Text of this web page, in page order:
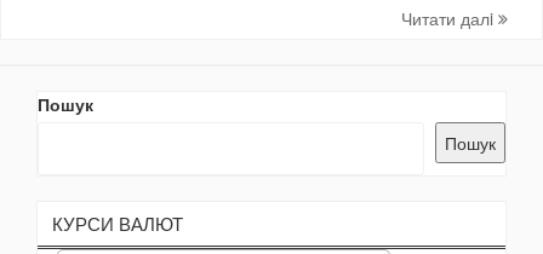
Читати далi
Пошук
Пошук
КУРСИ ВАЛЮТ